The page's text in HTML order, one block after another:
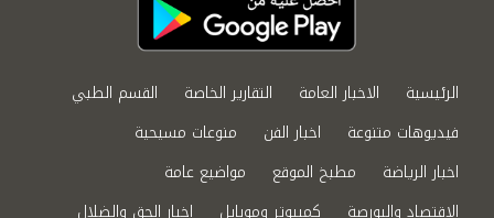
الرئيسية الاخبار العامة التقارير الخاصة
القسم الطبي
فيديوهات متنوعة
اخبار الفن
منوعات مسيحية
اخبار الرياضة
مطبخ الموقع
مواضيع عامة
الاقتصاد والبورصة
كمبيوتر وموبايل اخبار الحق والضلال